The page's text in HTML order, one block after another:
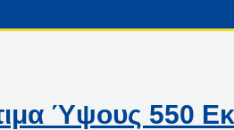
Ύψους 550